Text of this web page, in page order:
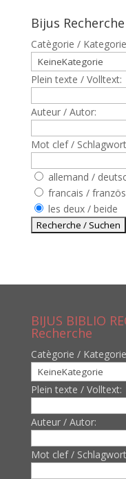
Bijus Recherche
Catègorie /
Plein texte / Volltext:
Auteur / Autor:
Mot clef /
allemand /
francais /
les deux / beide
BIJUS BIBLIO
Recherche
Catègorie /
Plein texte / Volltext:
Auteur / Autor:
Mot clef /